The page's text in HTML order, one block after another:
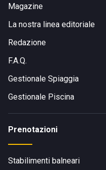
Magazine
La nostra linea editoriale
Redazione
F.A.Q.
Gestionale Spiaggia
Gestionale Piscina
Prenotazioni
Stabilimenti balneari